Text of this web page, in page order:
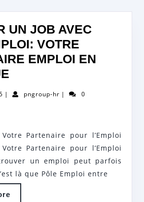
UN JOB AVEC
VOTRE
EMPLOI EN
UN
PÔLE
EMPLOI:
VOTRE
PARTENAIRE
EMPLOI
27| pngroup-hrpngroup-
|
0
Partenaire pour l’Emploi
Partenaire pour l’Emploi
un emploi peut parfois
là que Pôle Emploi entre